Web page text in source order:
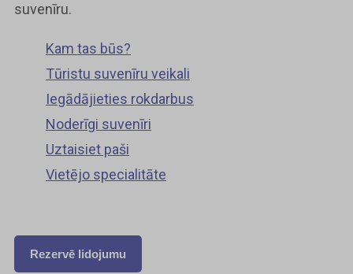
suvenīru.
Kam tas būs?
Tūristu suvenīru veikali
Iegādājieties rokdarbus
Noderīgi suvenīri
Uztaisiet paši
Vietējo specialitāte
Rezervē lidojumu